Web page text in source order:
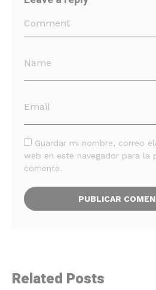
Guardar mi nombre, correo
web en este navegador para la
comente.
Related Posts